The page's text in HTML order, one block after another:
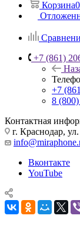
Корзина0
+7 (861)
+7
8
Контактная
г. Краснодар,
Вконтакте
YouTube